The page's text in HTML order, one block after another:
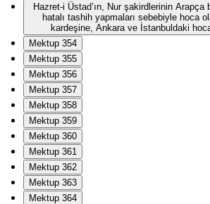
Hazret-i Üstad’ın, Nur şakirdlerinin Arapça
hatalı tashih yapmaları sebebiyle hoca
kardeşine, Ankara ve İstanbuldaki
Mektup 354
Mektup 355
Mektup 356
Mektup 357
Mektup 358
Mektup 359
Mektup 360
Mektup 361
Mektup 362
Mektup 363
Mektup 364